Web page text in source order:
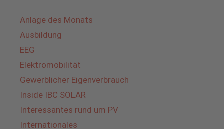
Anlage des Monats
Ausbildung
EEG
Elektromobilität
Gewerblicher Eigenverbrauch
Inside IBC SOLAR
Interessantes rund um PV
Internationales